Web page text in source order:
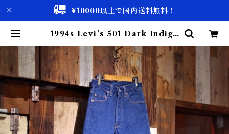
¥10000以上で国内送料無料！
1994s Levi's 501 Dark Indigo
バイス デニム アメリカ製 実寸 W2
9 古着 | 古着屋 仙台 biscco【古着
& Vintage 通販】